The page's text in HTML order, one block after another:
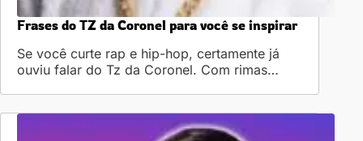
Frases do TZ da Coronel para você se inspirar
Se você curte rap e hip-hop, certamente já
ouviu falar do Tz da Coronel. Com rimas…